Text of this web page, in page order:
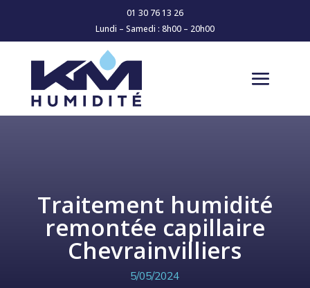
01 30 76 13 26
Lundi – Samedi : 8h00 – 20h00
Traitement humidité
remontée capillaire
Chevrainvilliers
5/05/2024